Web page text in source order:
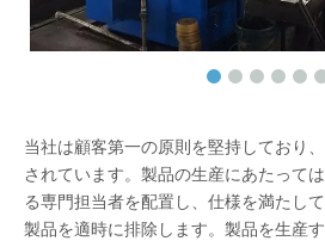
当社は顧客第一の原則を堅持しており
されています。製品の生産にあたって
る専門担当者を配置し、仕様を満たし
製品を適時に排除します。製品を生産